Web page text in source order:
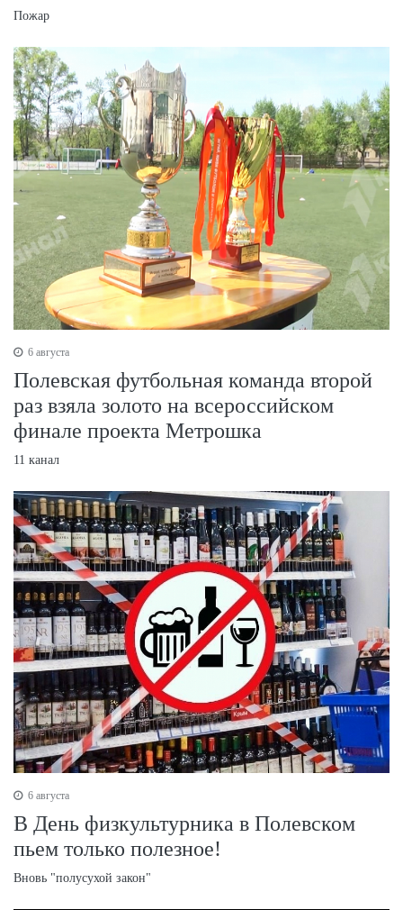
Пожар
6 августа
Полевская футбольная команда второй
раз взяла золото на всероссийском
финале проекта Метрошка
11 канал
6 августа
В День физкультурника в Полевском
пьем только полезное!
Вновь "полусухой закон"